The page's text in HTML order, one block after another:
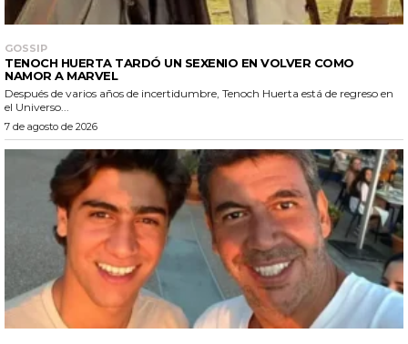
GOSSIP
TENOCH HUERTA TARDÓ UN SEXENIO EN VOLVER COMO
NAMOR A MARVEL
Después de varios años de incertidumbre, Tenoch Huerta está de regreso en
el Universo...
7 de agosto de 2026